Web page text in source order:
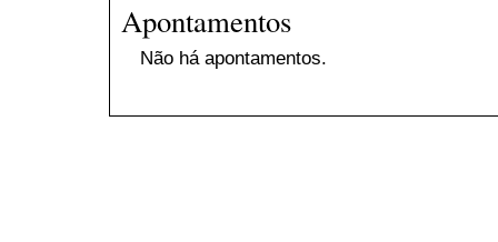
Apontamentos
Não há apontamentos.